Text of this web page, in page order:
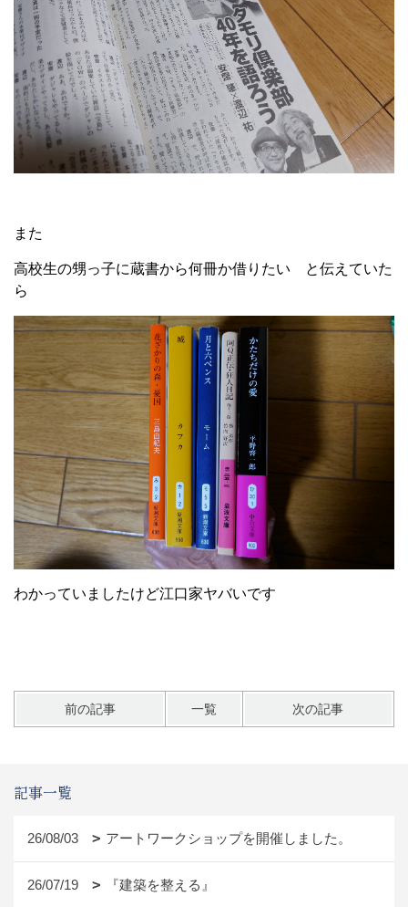
また
高校生の甥っ子に蔵書から何冊か借りたい と伝えていた
ら
わかっていましたけど江口家ヤバいです
前の記事 一覧 次の記事
記事一覧
26/08/03 アートワークショップを開催しました。
26/07/19 『建築を整える』